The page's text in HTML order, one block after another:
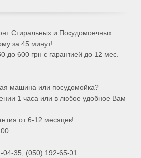
Стиральных и Посудомоечных
за 45 минут!
до 600 грн с гарантией до 12 мес.
машина или посудомойка?
1 часа или в любое удобное Вам
от 6-12 месяцев!
35, (050) 192-65-01